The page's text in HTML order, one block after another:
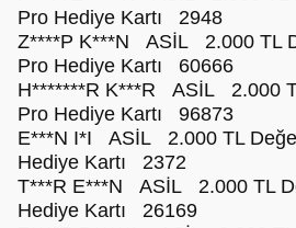
Pro Hediye Kartı 2948
Z****P K***N ASİL 2.000 TL
Pro Hediye Kartı 60666
H*******R K***R ASİL 2.000
Pro Hediye Kartı 96873
E***N I*I ASİL 2.000 TL
Hediye Kartı 2372
T***R E***N ASİL 2.000 TL
Hediye Kartı 26169